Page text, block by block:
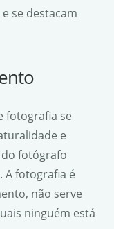
se destacam
fotografia se
e
fotógrafo
A fotografia é
não serve
ninguém está